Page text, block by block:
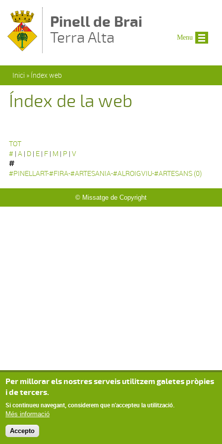
Pinell de Brai
Terra Alta
Esteu aquí
Inici » Índex web
Índex de la web
TOT
# | A | D | E | F | M | P | V
#
#PINELLART-#FIRA-#ARTESANIA-#ALROIGVIU-#ARTESANS (0)
© Missatge de Copyright
Menu
Per millorar els nostres serveis utilitzem galetes pròpies
i de tercers.
Si continueu navegant, considerem que n'accepteu la utilització.
Més informació
Accepto